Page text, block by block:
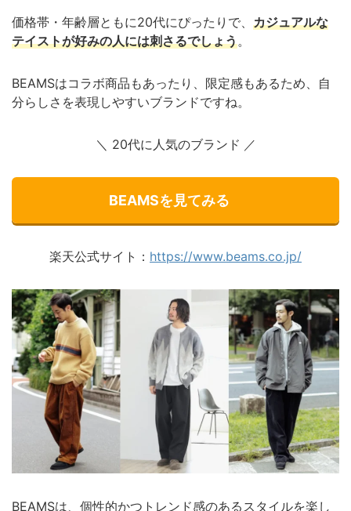
価格帯・年齢層ともに20代にぴったりで、 カジュアルな
テイストが好みの人には刺さるでしょう。
BEAMSはコラボ商品もあったり、限定感もあるため、自
分らしさを表現しやすいブランドですね。
＼ 20代に人気のブランド ／
BEAMSを見てみる
楽天公式サイト： https://www.beams.co.jp/
BEAMSは、個性的かつトレンド感のあるスタイルを楽し